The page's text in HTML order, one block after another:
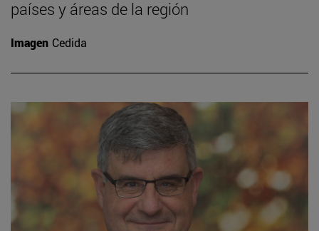
países y áreas de la región
Imagen Cedida